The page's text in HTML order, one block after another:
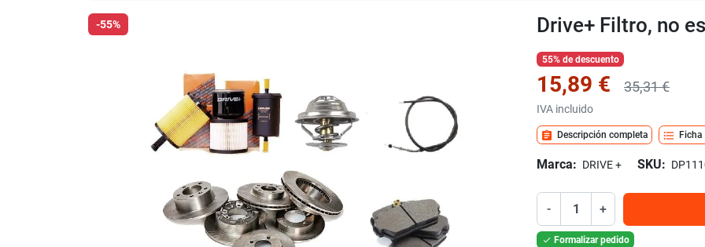
-55% Drive+ Filtro, no
55% de descuento
15,89 € 35,31 €
IVA incluido
assignment Descripción completa format_list_bulleted Ficha
Marca: DRIVE + SKU:
- +
 Formalizar pedido